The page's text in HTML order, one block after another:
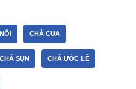
CHẢ CUA
CHẢ SỤN CHẢ ƯỚC LỄ